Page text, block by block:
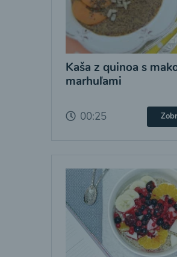
Kaša z quinoa s
marhuľami
00:25